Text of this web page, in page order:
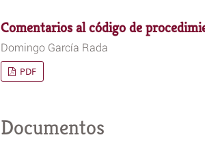
Comentarios al código de
Domingo García Rada
PDF
Documentos